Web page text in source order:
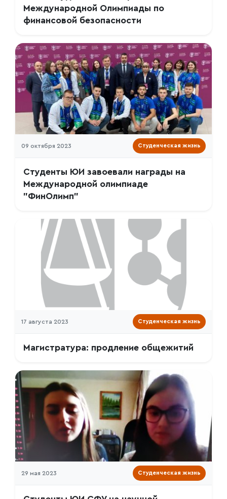
Международной Олимпиады по
финансовой безопасности
09 октября 2023 Студенческая жизнь
Студенты ЮИ завоевали награды на
Международной олимпиаде
"ФинОлимп"
17 августа 2023 Студенческая жизнь
Магистратура: продление общежитий
29 мая 2023 Студенческая жизнь